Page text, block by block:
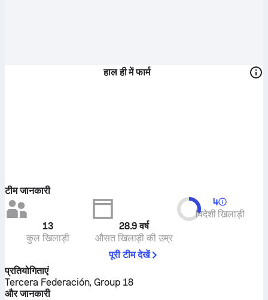
हाल ही में फार्म
टीम जानकारी
13
कुल खिलाड़ी
28.9वर्ष
औसत खिलाड़ी की उम्र
4
विदेशी खिलाड़ी
पूरी टीम देखें
प्रतियोगिताएं
Tercera Federación, Group 18
और जानकारी